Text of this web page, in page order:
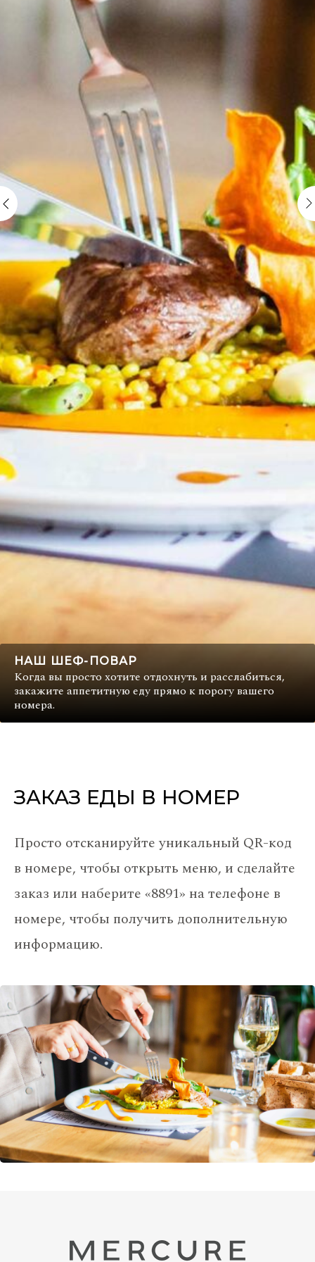
НАШ ШЕФ-ПОВАР
Когда вы просто хотите отдохнуть и расслабиться,
закажите аппетитную еду прямо к порогу вашего
номера.
ЗАКАЗ ЕДЫ В НОМЕР
Просто отсканируйте уникальный QR-код
в номере, чтобы открыть меню, и сделайте
заказ или наберите «8891» на телефоне в
номере, чтобы получить дополнительную
информацию.